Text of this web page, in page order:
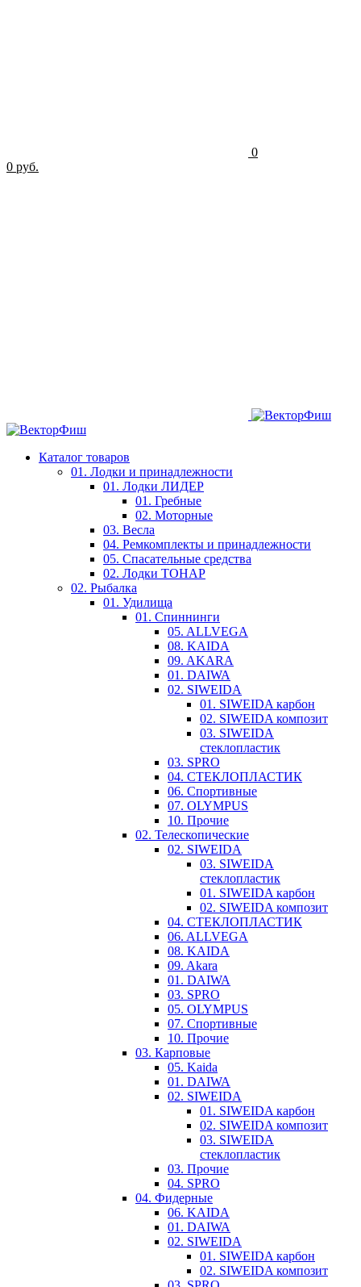
0
0 руб.
Каталог товаров
01. Лодки и принадлежности
01. Лодки ЛИДЕР
01. Гребные
02. Моторные
03. Весла
04. Ремкомплекты и принадлежности
05. Спасательные средства
02. Лодки ТОНАР
02. Рыбалка
01. Удилища
01. Спиннинги
05. ALLVEGA
08. KAIDA
09. AKARA
01. DAIWA
02. SIWEIDA
01. SIWEIDA карбон
02. SIWEIDA композит
03. SIWEIDA
стеклопластик
03. SPRO
04. СТЕКЛОПЛАСТИК
06. Спортивные
07. OLYMPUS
10. Прочие
02. Телескопические
02. SIWEIDA
03. SIWEIDA
стеклопластик
01. SIWEIDA карбон
02. SIWEIDA композит
04. СТЕКЛОПЛАСТИК
06. ALLVEGA
08. KAIDA
09. Akara
01. DAIWA
03. SPRO
05. OLYMPUS
07. Спортивные
10. Прочие
03. Карповые
05. Kaida
01. DAIWA
02. SIWEIDA
01. SIWEIDA карбон
02. SIWEIDA композит
03. SIWEIDA
стеклопластик
03. Прочие
04. SPRO
04. Фидерные
06. KAIDA
01. DAIWA
02. SIWEIDA
01. SIWEIDA карбон
02. SIWEIDA композит